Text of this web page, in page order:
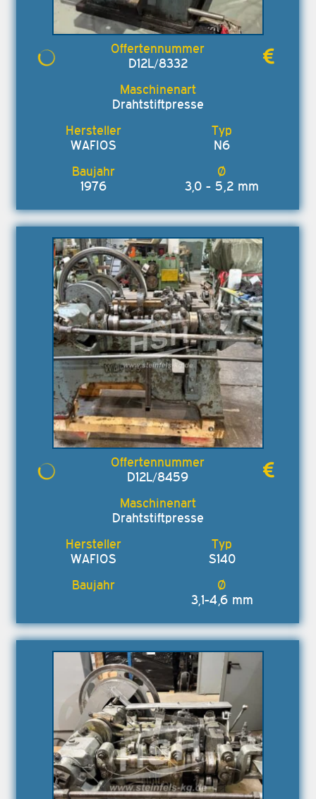
D12L/8332
Drahtstiftpresse
WAFIOS N6
1976 3,0 - 5,2 mm
D12L/8459
Drahtstiftpresse
WAFIOS S140
3,1-4,6 mm